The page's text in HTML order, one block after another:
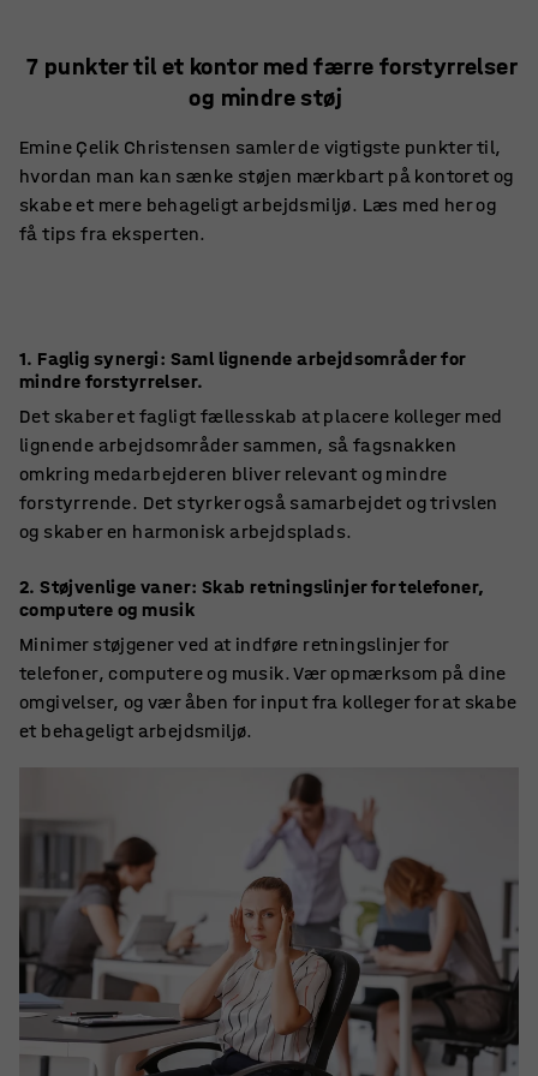
7 punkter til et kontor med færre forstyrrelser
og mindre støj
Emine Çelik Christensen samler de vigtigste punkter til,
hvordan man kan sænke støjen mærkbart på kontoret og
skabe et mere behageligt arbejdsmiljø. Læs med her og
få tips fra eksperten.
1. Faglig synergi: Saml lignende arbejdsområder for
mindre forstyrrelser.
Det skaber et fagligt fællesskab at placere kolleger med
lignende arbejdsområder sammen, så fagsnakken
omkring medarbejderen bliver relevant og mindre
forstyrrende. Det styrker også samarbejdet og trivslen
og skaber en harmonisk arbejdsplads.
2. Støjvenlige vaner: Skab retningslinjer for telefoner,
computere og musik
Minimer støjgener ved at indføre retningslinjer for
telefoner, computere og musik. Vær opmærksom på dine
omgivelser, og vær åben for input fra kolleger for at skabe
et behageligt arbejdsmiljø.